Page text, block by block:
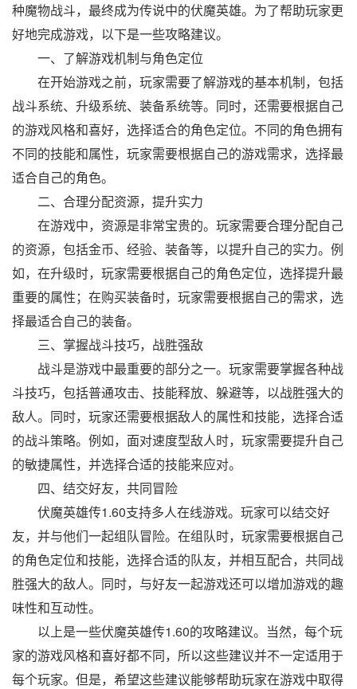
种魔物战斗，最终成为传说中的伏魔英雄。为了帮助玩家更
好地完成游戏，以下是一些攻略建议。
一、了解游戏机制与角色定位
在开始游戏之前，玩家需要了解游戏的基本机制，包括
战斗系统、升级系统、装备系统等。同时，还需要根据自己
的游戏风格和喜好，选择适合的角色定位。不同的角色拥有
不同的技能和属性，玩家需要根据自己的游戏需求，选择最
适合自己的角色。
二、合理分配资源，提升实力
在游戏中，资源是非常宝贵的。玩家需要合理分配自己
的资源，包括金币、经验、装备等，以提升自己的实力。例
如，在升级时，玩家需要根据自己的角色定位，选择提升最
重要的属性；在购买装备时，玩家需要根据自己的需求，选
择最适合自己的装备。
三、掌握战斗技巧，战胜强敌
战斗是游戏中最重要的部分之一。玩家需要掌握各种战
斗技巧，包括普通攻击、技能释放、躲避等，以战胜强大的
敌人。同时，玩家还需要根据敌人的属性和技能，选择合适
的战斗策略。例如，面对速度型敌人时，玩家需要提升自己
的敏捷属性，并选择合适的技能来应对。
四、结交好友，共同冒险
伏魔英雄传1.60支持多人在线游戏。玩家可以结交好
友，并与他们一起组队冒险。在组队时，玩家需要根据自己
的角色定位和技能，选择合适的队友，并相互配合，共同战
胜强大的敌人。同时，与好友一起游戏还可以增加游戏的趣
味性和互动性。
以上是一些伏魔英雄传1.60的攻略建议。当然，每个玩
家的游戏风格和喜好都不同，所以这些建议并不一定适用于
每个玩家。但是，希望这些建议能够帮助玩家在游戏中取得